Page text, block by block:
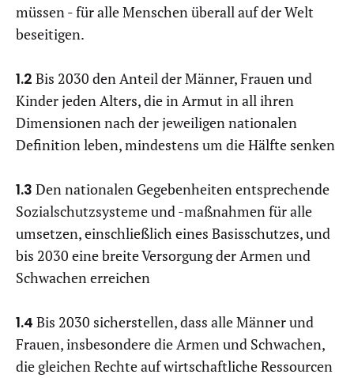
müssen - für alle Menschen überall auf der Welt
beseitigen.
1.2 Bis 2030 den Anteil der Männer, Frauen und
Kinder jeden Alters, die in Armut in all ihren
Dimensionen nach der jeweiligen nationalen
Definition leben, mindestens um die Hälfte senken
1.3 Den nationalen Gegebenheiten entsprechende
Sozialschutzsysteme und -maßnahmen für alle
umsetzen, einschließlich eines Basisschutzes, und
bis 2030 eine breite Versorgung der Armen und
Schwachen erreichen
1.4 Bis 2030 sicherstellen, dass alle Männer und
Frauen, insbesondere die Armen und Schwachen,
die gleichen Rechte auf wirtschaftliche Ressourcen